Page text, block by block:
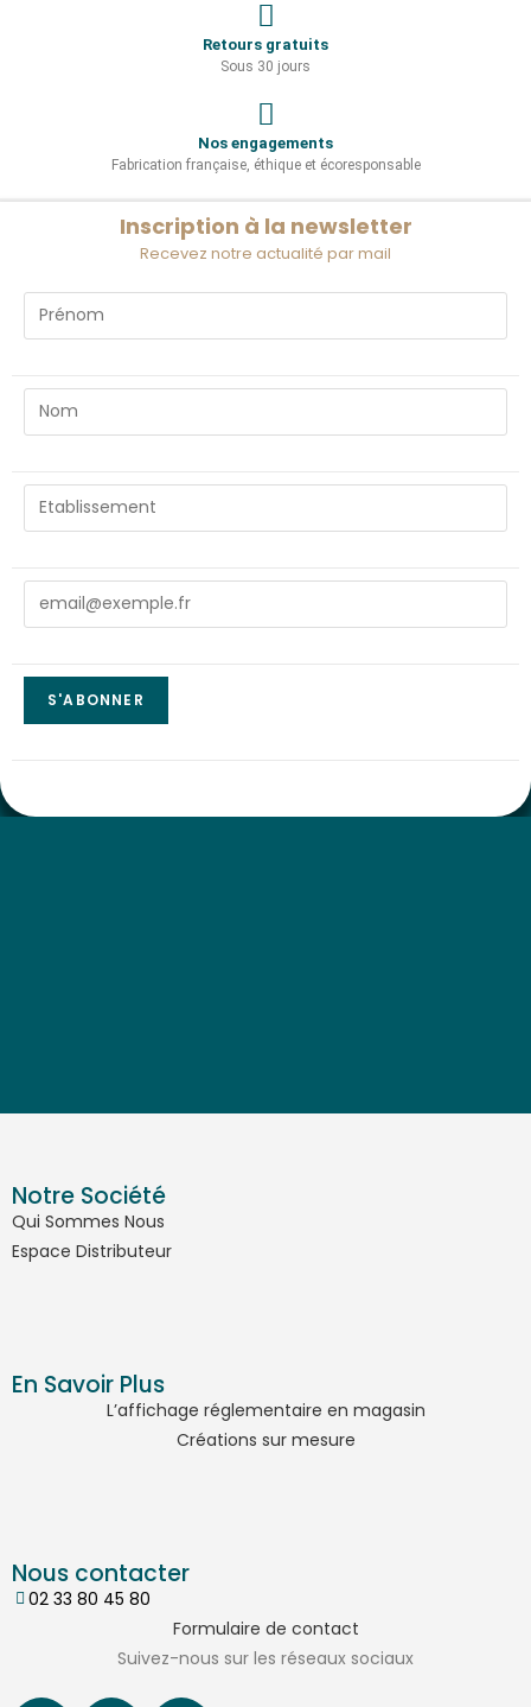
Retours gratuits
Sous 30 jours
Nos engagements
Fabrication française, éthique et écoresponsable
Inscription à la newsletter
Recevez notre actualité par mail
Notre Société
Qui Sommes Nous
Espace Distributeur
En Savoir Plus
L’affichage réglementaire en magasin
Créations sur mesure
Nous contacter
02 33 80 45 80
Formulaire de contact
Suivez-nous sur les réseaux sociaux